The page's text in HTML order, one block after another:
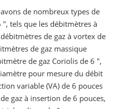
de nombreux types de
tels que les débitmètres à
de gaz à vortex de
de gaz massique
de gaz Coriolis de 6 ",
pour mesure du débit
variable (VA) de 6 pouces
gaz à insertion de 6 pouces,